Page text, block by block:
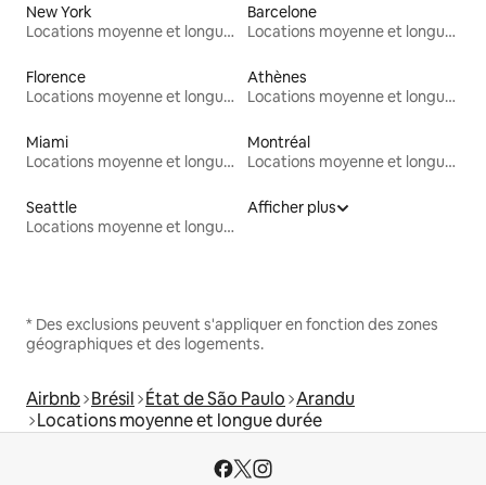
New York
Locations moyenne et longue durée
Barcelone
Locations moyenne et longue durée
Florence
Locations moyenne et longue durée
Athènes
Locations moyenne et longue durée
Miami
Locations moyenne et longue durée
Montréal
Locations moyenne et longue durée
Seattle
Locations moyenne et longue durée
Afficher plus
* Des exclusions peuvent s'appliquer en fonction des zones
géographiques et des logements.
Airbnb Brésil État de São Paulo Arandu
Locations moyenne et longue durée